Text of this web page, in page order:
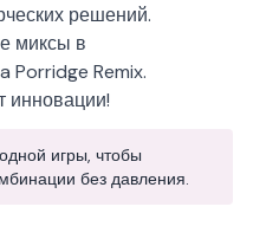
решений.
миксы в
Porridge Remix.
инновации!
игры, чтобы
без давления.